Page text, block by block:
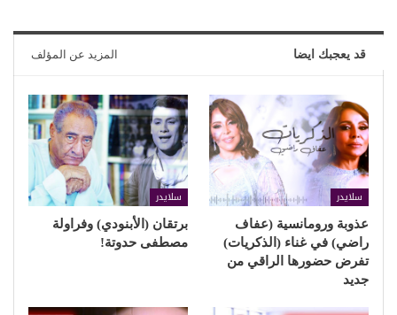
قد يعجبك ايضا المزيد عن المؤلف
سلايدر
عذوبة ورومانسية (عفاف
راضي) في غناء (الذكريات)
تفرض حضورها الراقي من
جديد
سلايدر
برتقان (الأبنودي) وفراولة
مصطفى حدوتة!